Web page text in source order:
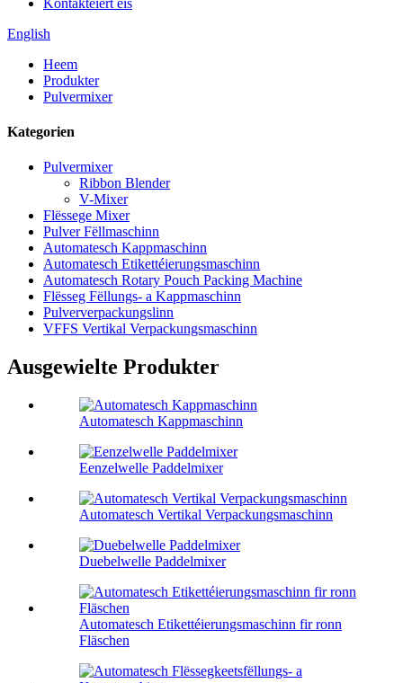
English
Heem
Produkter
Pulvermixer
Kategorien
Pulvermixer
Ribbon Blender
V-Mixer
Flëssege Mixer
Pulver Fëllmaschinn
Automatesch Kappmaschinn
Automatesch Etikettéierungsmaschinn
Automatesch Rotary Pouch Packing Machine
Flësseg Fëllungs- a Kappmaschinn
Pulververpackungslinn
VFFS Vertikal Verpackungsmaschinn
Ausgewielte Produkter
Automatesch Kappmaschinn
Eenzelwelle Paddelmixer
Automatesch Vertikal Verpackungsmaschinn
Duebelwelle Paddelmixer
Automatesch Etikettéierungsmaschinn fir ronn
Fläschen